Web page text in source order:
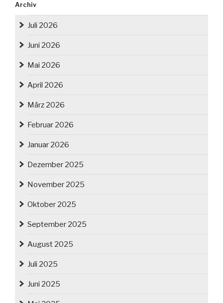
Archiv
Juli 2026
Juni 2026
Mai 2026
April 2026
März 2026
Februar 2026
Januar 2026
Dezember 2025
November 2025
Oktober 2025
September 2025
August 2025
Juli 2025
Juni 2025